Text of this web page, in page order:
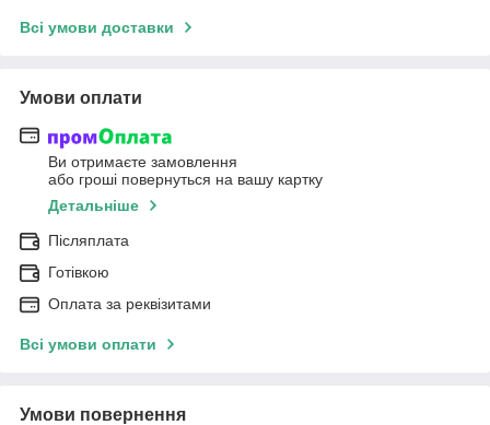
Всі умови доставки
Умови оплати
Ви отримаєте замовлення
або гроші повернуться на вашу картку
Детальніше
Післяплата
Готівкою
Оплата за реквізитами
Всі умови оплати
Умови повернення